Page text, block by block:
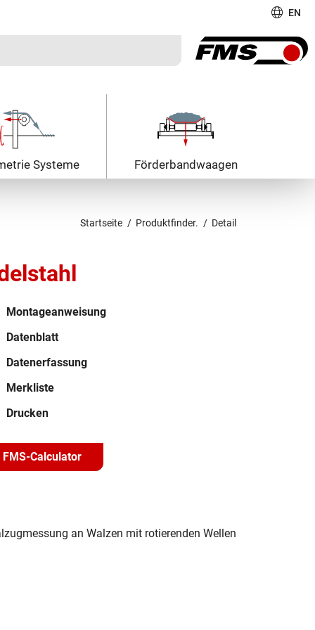
EN
Systeme Förderband­waagen
Startseite Produktfinder. Detail
Montageanweisung
Datenblatt
Daten­erfassung
Merkliste
Drucken
FMS-Calculator
an Walzen mit rotierenden Wellen